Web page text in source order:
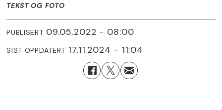
TEKST OG FOTO
PUBLISERT 09.05.2022 - 08:00
SIST OPPDATERT 17.11.2024 - 11:04